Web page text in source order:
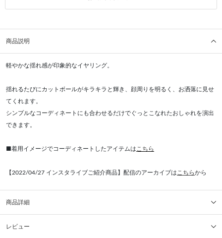
商品説明
軽やかな揺れ感が印象的なイヤリング。
揺れるたびにカットボールがキラキラと輝き、顔周りを明るく、お洒落に見せ
てくれます。
シンプルなコーディネートにも合わせるだけでぐっとこなれたおしゃれを演出
できます。
■着用イメージでコーディネートしたアイテムは こちら
【2022/04/27 インスタライブご紹介商品】配信のアーカイブは こちらから
商品詳細
レビュー